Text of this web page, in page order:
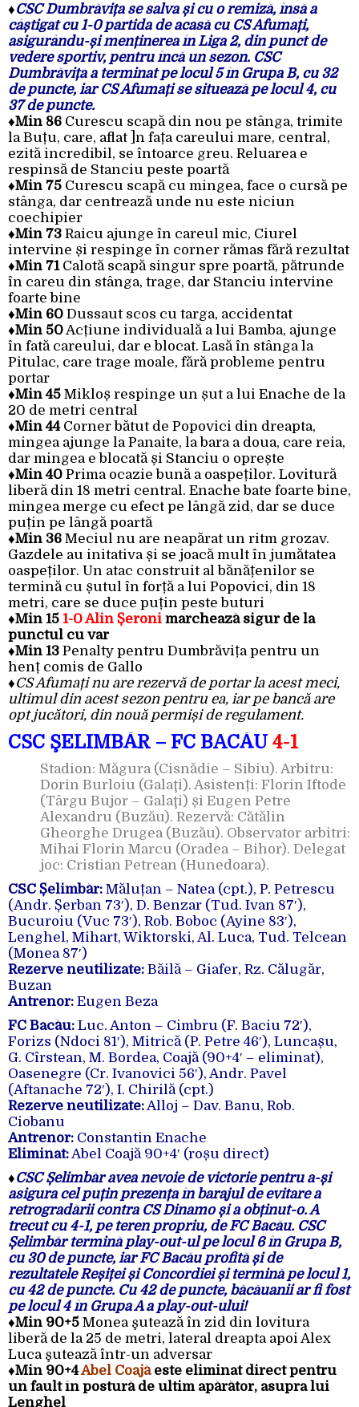
♦CSC Dumbrăvița se salva și cu o remiză, însă a
câștigat cu 1-0 partida de acasă cu CS Afumați,
asigurându-și menținerea în Liga 2, din punct de
vedere sportiv, pentru încă un sezon. CSC
Dumbrăvița a terminat pe locul 5 în Grupa B, cu 32
de puncte, iar CS Afumați se situează pe locul 4, cu
37 de puncte.
♦Min 86 Curescu scapă din nou pe stânga, trimite
la Buțu, care, aflat ]n fața careului mare, central,
ezită incredibil, se întoarce greu. Reluarea e
respinsă de Stanciu peste poartă
♦Min 75 Curescu scapă cu mingea, face o cursă pe
stânga, dar centrează unde nu este niciun
coechipier
♦Min 73 Raicu ajunge în careul mic, Ciurel
intervine și respinge în corner rămas fără rezultat
♦Min 71Calotă scapă singur spre poartă, pătrunde
în careu din stânga, trage, dar Stanciu intervine
foarte bine
♦Min 60 Dussaut scos cu targa, accidentat
♦Min 50Acțiune individuală a lui Bamba, ajunge
în fată careului, dar e blocat. Lasă în stânga la
Pitulac, care trage moale, fără probleme pentru
portar
♦Min 45 Mikloș respinge un șut a lui Enache de la
20 de metri central
♦Min 44Corner bătut de Popovici din dreapta,
mingea ajunge la Panaite, la bara a doua, care reia,
dar mingea e blocată și Stanciu o oprește
♦Min 40 Prima ocazie bună a oaspeților. Lovitură
liberă din 18 metri central. Enache bate foarte bine,
mingea merge cu efect pe lângă zid, dar se duce
puțin pe lângă poartă
♦Min 36 Meciul nu are neapărat un ritm grozav.
Gazdele au initativa și se joacă mult în jumătatea
oaspeților. Un atac construit al bănățenilor se
termină cu șutul în forță a lui Popovici, din 18
metri, care se duce puțin peste buturi
♦Min 15 1-0 Alin Șeroni marchează sigur de la
punctul cu var
♦Min 13 Penalty pentru Dumbrăvița pentru un
henț comis de Gallo
♦CS Afumați nu are rezervă de portar la acest meci,
ultimul din acest sezon pentru ea, iar pe bancă are
opt jucători, din nouă permiși de regulament.
CSC ŞELIMBĂR – FC BACĂU 4-1
Stadion: Măgura (Cisnădie – Sibiu). Arbitru:
Dorin Burloiu (Galaţi). Asistenți: Florin Iftode
(Târgu Bujor – Galaţi) și Eugen Petre
Alexandru (Buzău). Rezervă: Cătălin
Gheorghe Drugea (Buzău). Observator arbitri:
Mihai Florin Marcu (Oradea – Bihor). Delegat
joc: Cristian Petrean (Hunedoara).
CSC Șelimbăr: Măluțan – Natea (cpt.), P. Petrescu
(Andr. Șerban 73′), D. Benzar (Tud. Ivan 87′),
Bucuroiu (Vuc 73′), Rob. Boboc (Ayine 83′),
Lenghel, Mihart, Wiktorski, Al. Luca, Tud. Telcean
(Monea 87′)
Rezerve neutilizate: Băilă – Giafer, Rz. Călugăr,
Buzan
Antrenor: Eugen Beza
FC Bacău: Luc. Anton – Cimbru (F. Baciu 72′),
Forizs (Ndoci 81′), Mitrică (P. Petre 46′), Luncașu,
G. Cîrstean, M. Bordea, Coajă (90+4′ – eliminat),
Oasenegre (Cr. Ivanovici 56′), Andr. Pavel
(Aftanache 72′), I. Chirilă (cpt.)
Rezerve neutilizate:Alloj – Dav. Banu, Rob.
Ciobanu
Antrenor: Constantin Enache
Eliminat:Abel Coajă 90+4′ (roșu direct)
♦CSC Șelimbăr avea nevoie de victorie pentru a-și
asigura cel puțin prezența în barajul de evitare a
retrogradării contra CS Dinamo și a obținut-o. A
trecut cu 4-1, pe teren propriu, de FC Bacău. CSC
Șelimbăr termină play-out-ul pe locul 6 în Grupa B,
cu 30 de puncte, iar FC Bacău profită și de
rezultatele Reșiței și Concordiei și termină pe locul 1,
cu 42 de puncte. Cu 42 de puncte, băcăuanii ar fi fost
pe locul 4 în Grupa A a play-out-ului!
♦Min 90+5 Monea şutează în zid din lovitura
liberă de la 25 de metri, lateral dreapta apoi Alex
Luca şutează într-un adversar
♦Min 90+4Abel Coajăeste eliminat direct pentru
un fault în postură de ultim apărător, asupra lui
Lenghel